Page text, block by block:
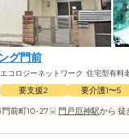
グ門前
コロジーネットワーク 住宅型有料
要支援2 要介護1〜5
前町10-27
門戸厄神駅から 徒